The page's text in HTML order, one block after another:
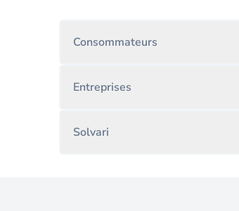
Consommateurs
Entreprises
Solvari